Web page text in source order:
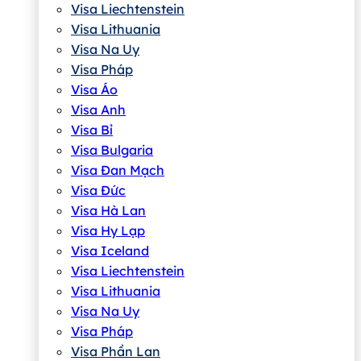
Visa Liechtenstein
Visa Lithuania
Visa Na Uy
Visa Pháp
Visa Áo
Visa Anh
Visa Bỉ
Visa Bulgaria
Visa Đan Mạch
Visa Đức
Visa Hà Lan
Visa Hy Lạp
Visa Iceland
Visa Liechtenstein
Visa Lithuania
Visa Na Uy
Visa Pháp
Visa Phần Lan